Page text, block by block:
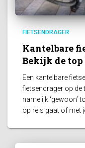
FIETSENDRAGER
Kantelbare
Bekijk de top
Een kantelbare
fietsendrager op de
namelijk ‘gewoon’
op reis gaat of met